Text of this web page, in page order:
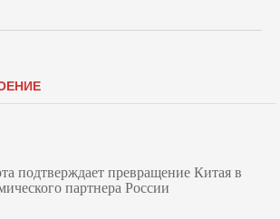
подтверждает превращение Китая в
партнера России